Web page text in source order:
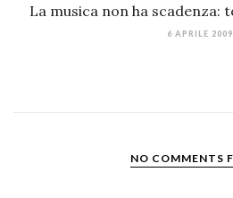
La musica non ha scadenza:
6 APRILE 2009
NO COMMENTS